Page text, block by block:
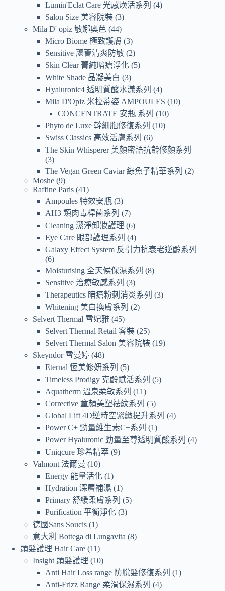
Lumin'Eclat Care 光感煥活系列
4
Salon Size 美容院裝 3
Mila D' opiz 敏娜奧芭 44
Micro Biome 極致護膚 3
Sensitive 蘆薈清爽防敏 2
Skin Clear 菁純暗瘡淨化 5
White Shade 晶凝美白
3
Hyaluronic4 透明質酸水漾系列
4
Mila D'Opiz 米拉蒂姿 AMPOULES
10
CONCENTRATE 安瓶 系列
10
Phyto de Luxe 幹細胞修復系列
10
Swiss Classics 高效活膚系列
6
The Skin Whisperer 美顏密語抗齡修顏系列
3
The Vegan Green Caviar 綠魚子精華系列
2
Moshe 9
Raffine Paris 41
Ampoules 特效安瓶 3
AH3 類肉毒桿菌系列
7
Cleaning 潔淨卸妝護理 6
Eye Care 眼部護理系列
4
Galaxy Effect System 反引力抗衰老逆齡系列
6
Moisturising 全天候保濕系列
8
Sensitive 治療敏感系列
3
Therapeutics 暗瘡粉刺消炎系列
3
Whitening 美白換膚系列
2
Selvert Thermal 雪妃雅 45
Selvert Thermal Retail 客裝 25
Selvert Thermal Salon 美容院裝 19
Skeyndor 雪曼婷 48
Eternal 恆美修妍系列
5
Timeless Prodigy 克齡賦活系列
5
Aquatherm 溫泉柔敏系列
11
Corrective 童顏美塑祛紋系列
5
Global Lift 4D逆時空緊緻提升系列
4
Power C+ 勁量維生素C+系列
1
Power Hyaluronic 勁量至尊透明質酸系列
4
Uniqcure 珍希精萃 9
Valmont 法爾曼
10
Energy 能量活化 1
Hydration 深層補濕
1
Primary 舒緩柔膚系列
5
Purification 平衡淨化 3
德國Sans Soucis 1
意大利 Bottega di Lungavita 8
頭髮護理 Hair Care 11
Insight 頭髮護理
10
Anti Hair Loss range 防脫髮修復系列
1
Anti-Frizz Range 柔滑保濕系列
4